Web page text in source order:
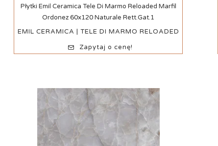
Płytki Emil Ceramica Tele Di Marmo Reloaded Marfil
Ordonez 60x120 Naturale Rett.Gat.1
EMIL CERAMICA | TELE DI MARMO RELOADED
Zapytaj o cenę!
Szybki podgląd